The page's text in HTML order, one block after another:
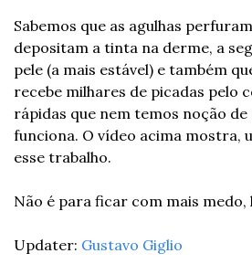
Sabemos que as agulhas
depositam a tinta na derme, a
pele (a mais estável) e também
recebe milhares de picadas pelo
rápidas que nem temos noção
funciona. O vídeo acima mostra,
esse trabalho.
Não é para ficar com mais medo,
Updater: Gustavo Giglio